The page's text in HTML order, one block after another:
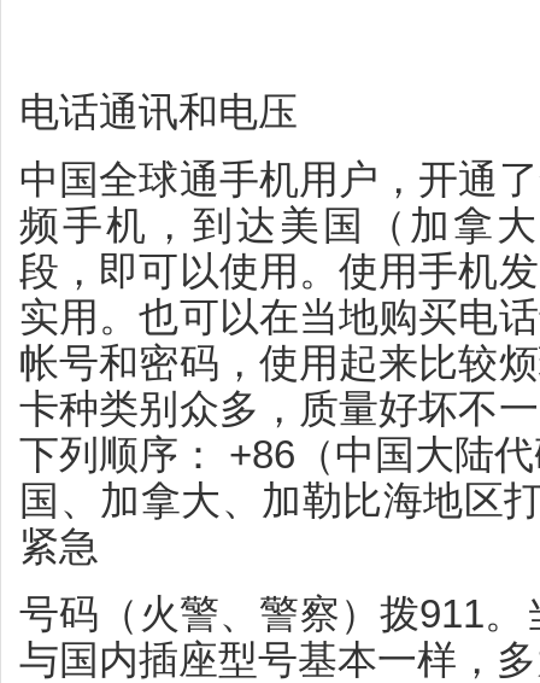
电话通讯和电压
中国全球通手机用户，开通
频手机，到达美国（加拿
段，即可以使用。使用手机
实用。也可以在当地购买电
帐号和密码，使用起来比较
卡种类别众多，质量好坏不
下列顺序： +86（中国大陆
国、加拿大、加勒比海地区
紧急
号码（火警、警察）拨911
与国内插座型号基本一样，